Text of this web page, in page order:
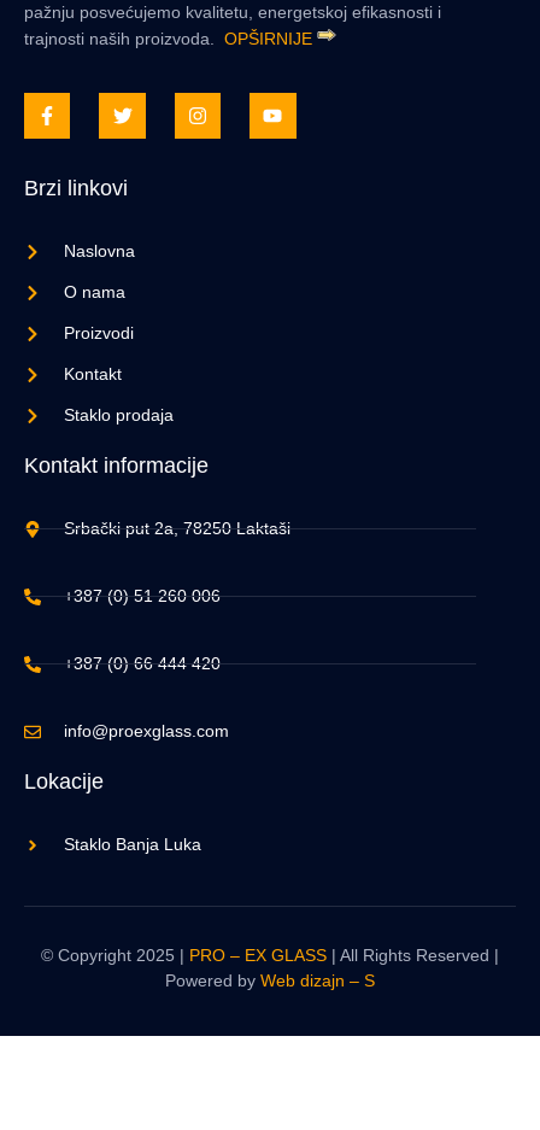
pažnju posvećujemo kvalitetu, energetskoj efikasnosti i
trajnosti naših proizvoda. OPŠIRNIJE
Brzi linkovi
Naslovna
O nama
Proizvodi
Kontakt
Staklo prodaja
Kontakt informacije
Srbački put 2a, 78250 Laktaši
+387 (0) 51 260 006
+387 (0) 66 444 420
info@proexglass.com
Lokacije
Staklo Banja Luka
© Copyright 2025 | PRO – EX GLASS | All Rights Reserved |
Powered by Web dizajn – S